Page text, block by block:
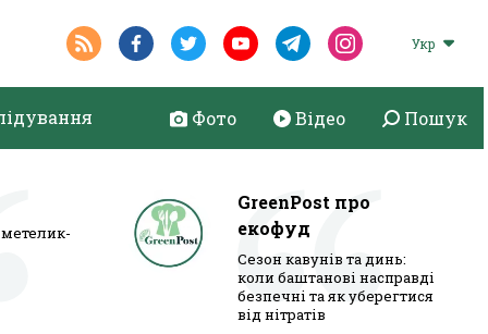
Укр
Фото Відео Пошук
GreenPost про
екофуд
Сезон кавунів та динь:
коли баштанові насправді
безпечні та як уберегтися
від нітратів